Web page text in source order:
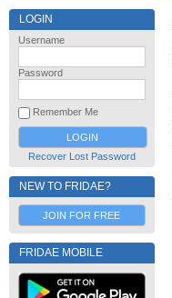
LOGIN
Username
Password
Remember Me
Recover Lost Password
NEW TO FRIDAE?
JOIN FOR FREE
FRIDAE MOBILE